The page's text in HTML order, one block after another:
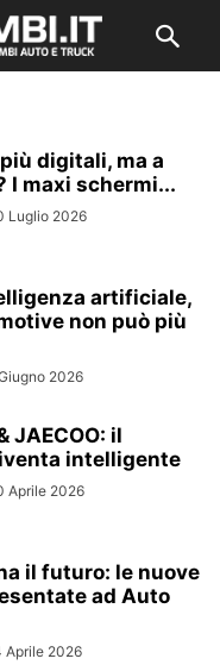
digitali, ma a
I maxi schermi...
Luglio 2026
artificiale,
non può più
2026
JAECOO: il
intelligente
Aprile 2026
il futuro: le nuove
ad Auto
Aprile 2026